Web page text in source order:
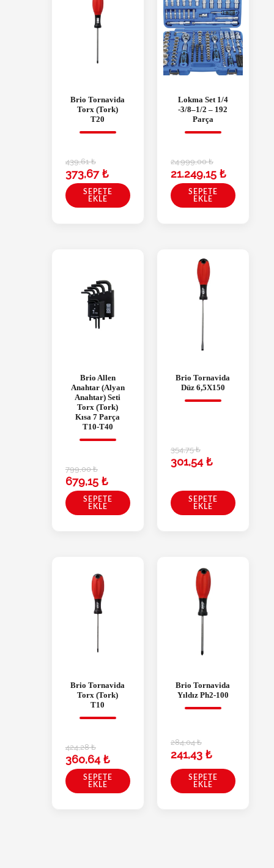
Brio Tornavida
Torx (Tork)
T20
439,61₺
373,67₺
SEPETE
EKLE
Lokma Set 1/4
-3/8–1/2 – 192
Parça
24.999,00₺
21.249,15 ₺
SEPETE
EKLE
Brio Allen
Anahtar (Alyan
Anahtar) Seti
Torx (Tork)
Kısa 7 Parça
T10-T40
799,00₺
679,15 ₺
SEPETE
EKLE
Brio Tornavida
Düz 6,5X150
354,75₺
301,54₺
SEPETE
EKLE
Brio Tornavida
Torx (Tork)
T10
424,28₺
360,64₺
SEPETE
EKLE
Brio Tornavida
Yıldız Ph2-100
284,04₺
241,43 ₺
SEPETE
EKLE